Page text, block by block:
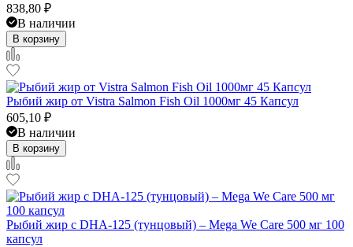
838,80 ₽
В наличии
В корзину
Рыбий жир от Vistra Salmon Fish Oil 1000мг 45 Капсул
605,10 ₽
В наличии
В корзину
Рыбий жир с DHA-125 (тунцовый) – Mega We Care 500 мг 100
капсул